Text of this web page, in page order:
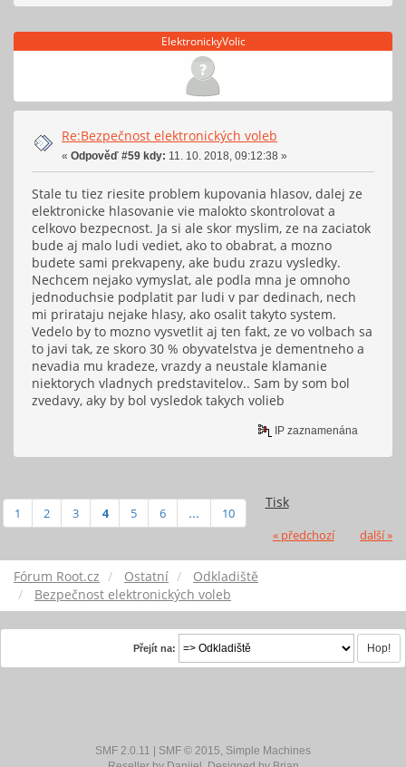
ElektronickyVolic
Re:Bezpečnost elektronických voleb
« Odpověď #59 kdy: 11. 10. 2018, 09:12:38 »
Stale tu tiez riesite problem kupovania hlasov, dalej ze
elektronicke hlasovanie vie malokto skontrolovat a
celkovo bezpecnost. Ja si ale skor myslim, ze na zaciatok
bude aj malo ludi vediet, ako to obabrat, a mozno
budete sami prekvapeny, ake budu zrazu vysledky.
Nechcem nejako vymyslat, ale podla mna je omnoho
jednoduchsie podplatit par ludi v par dedinach, nech
mi prirataju nejake hlasy, ako osalit takyto system.
Vedelo by to mozno vysvetlit aj ten fakt, ze vo volbach sa
to javi tak, ze skoro 30 % obyvatelstva je dementneho a
nevadia mu kradeze, vrazdy a neustale klamanie
niektorych vladnych predstavitelov.. Sam by som bol
zvedavy, aky by bol vysledok takych volieb
IP zaznamenána
Tisk
1 2 3 4 5 6 ... 10
« předchozí další »
Fórum Root.cz Ostatní
Odkladiště
Bezpečnost elektronických voleb
Přejít na:
SMF 2.0.11 | SMF © 2015, Simple Machines